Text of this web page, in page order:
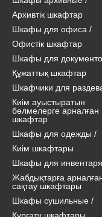
Архивтік шкафтар
Шкафы для офиса /
Офистік шкафтар
Шкафы для
Құжаттық шкафтар
Шкафчики для
Киім ауыстыратын
бөлмелерге арналған
шкафтар
Шкафы для одежды /
Киім шкафтары
Шкафы для инвентаря
Жабдықтарға
сақтау шкафтары
Шкафы сушильные /